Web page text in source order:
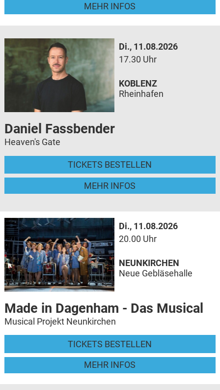
MEHR INFOS
Di., 11.08.2026
17.30 Uhr
Daniel Fassbender
Heaven's Gate
TICKETS BESTELLEN
MEHR INFOS
KOBLENZ
Rheinhafen
Di., 11.08.2026
20.00 Uhr
Made in Dagenham - Das Musical
Musical Projekt Neunkirchen
TICKETS BESTELLEN
MEHR INFOS
NEUNKIRCHEN
Neue Gebläsehalle